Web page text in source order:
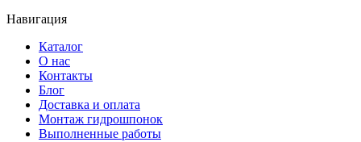
Навигация
Каталог
О нас
Контакты
Блог
Доставка и оплата
Монтаж гидрошпонок
Выполненные работы